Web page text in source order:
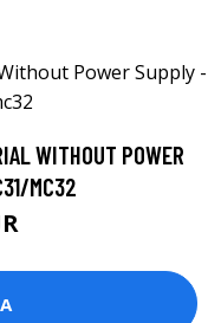
WITHOUT POWER
MC32